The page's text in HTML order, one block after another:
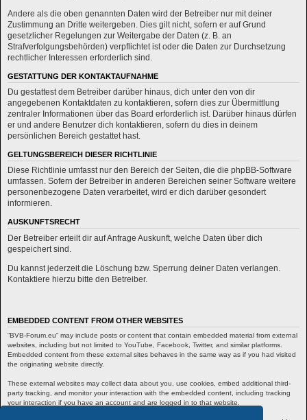
Andere als die oben genannten Daten wird der Betreiber nur mit deiner
Zustimmung an Dritte weitergeben. Dies gilt nicht, sofern er auf Grund
gesetzlicher Regelungen zur Weitergabe der Daten (z. B. an
Strafverfolgungsbehörden) verpflichtet ist oder die Daten zur Durchsetzung
rechtlicher Interessen erforderlich sind.
GESTATTUNG DER KONTAKTAUFNAHME
Du gestattest dem Betreiber darüber hinaus, dich unter den von dir
angegebenen Kontaktdaten zu kontaktieren, sofern dies zur Übermittlung
zentraler Informationen über das Board erforderlich ist. Darüber hinaus dürfen
er und andere Benutzer dich kontaktieren, sofern du dies in deinem
persönlichen Bereich gestattet hast.
GELTUNGSBEREICH DIESER RICHTLINIE
Diese Richtlinie umfasst nur den Bereich der Seiten, die die phpBB-Software
umfassen. Sofern der Betreiber in anderen Bereichen seiner Software weitere
personenbezogene Daten verarbeitet, wird er dich darüber gesondert
informieren.
AUSKUNFTSRECHT
Der Betreiber erteilt dir auf Anfrage Auskunft, welche Daten über dich
gespeichert sind.
Du kannst jederzeit die Löschung bzw. Sperrung deiner Daten verlangen.
Kontaktiere hierzu bitte den Betreiber.
EMBEDDED CONTENT FROM OTHER WEBSITES
“BVB-Forum.eu” may include posts or content that contain embedded material from external
websites, including but not limited to YouTube, Facebook, Twitter, and similar platforms.
Embedded content from these external sites behaves in the same way as if you had visited
the originating website directly.
These external websites may collect data about you, use cookies, embed additional third-
party tracking, and monitor your interaction with the embedded content, including tracking
your interaction if you have an account and are logged in to that website.